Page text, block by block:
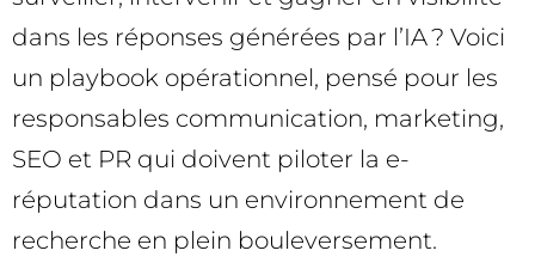
dans les réponses générées par l’IA ? Voici
un playbook opérationnel, pensé pour les
responsables communication, marketing,
SEO et PR qui doivent piloter la e-
réputation dans un environnement de
recherche en plein bouleversement.